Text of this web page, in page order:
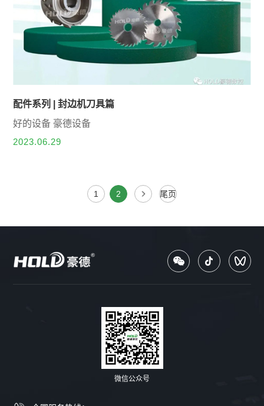
配件系列 | 封边机刀具篇
好的设备 豪德设备
2023.06.29
1 2 尾页
微信公众号